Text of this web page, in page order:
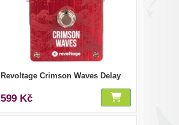
Revoltage Crimson Waves Delay
599 Kč